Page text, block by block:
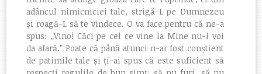
adâncul nimicniciei tale, strigă-L pe Dumnezeu
și roagă-L să te vindece. O va face pentru că ne-a
spus: „Vino! Căci pe cel ce vine la Mine nu-l voi
da afară.” Poate că până atunci n-ai fost conștient
de patimile tale și ți-ai spus că este suficient să